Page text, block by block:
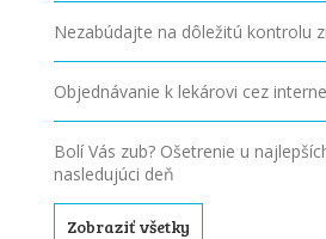
Nezabúdajte na dôležitú kontrolu
Objednávanie k lekárovi cez
Bolí Vás zub? Ošetrenie u
nasledujúci deň
Zobraziť všetky